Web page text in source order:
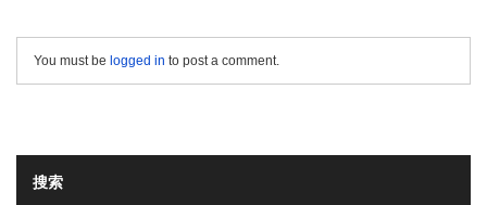
You must be logged in to post a comment.
搜索